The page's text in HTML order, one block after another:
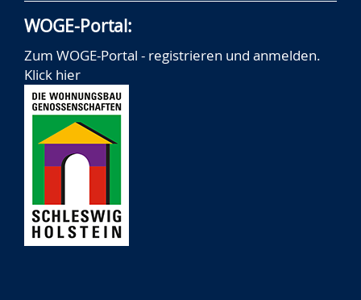
WOGE-Portal:
Zum WOGE-Portal - registrieren und anmelden.
Klick hier